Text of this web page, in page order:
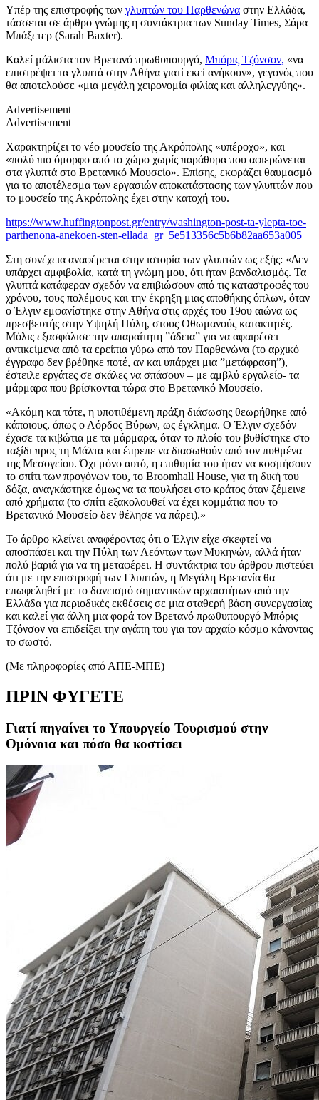
Υπέρ της επιστροφής των γλυπτών του Παρθενώνα στην Ελλάδα,
τάσσεται σε άρθρο γνώμης η συντάκτρια των Sunday Times, Σάρα
Μπάξετερ (Sarah Baxter).
Καλεί μάλιστα τον Βρετανό πρωθυπουργό, Μπόρις Τζόνσον, «να
επιστρέψει τα γλυπτά στην Αθήνα γιατί εκεί ανήκουν», γεγονός που
θα αποτελούσε «μια μεγάλη χειρονομία φιλίας και αλληλεγγύης».
Advertisement
Advertisement
Χαρακτηρίζει το νέο μουσείο της Ακρόπολης «υπέροχο», και
«πολύ πιο όμορφο από το χώρο χωρίς παράθυρα που αφιερώνεται
στα γλυπτά στο Βρετανικό Μουσείο». Επίσης, εκφράζει θαυμασμό
για το αποτέλεσμα των εργασιών αποκατάστασης των γλυπτών που
το μουσείο της Ακρόπολης έχει στην κατοχή του.
https://www.huffingtonpost.gr/entry/washington-post-ta-ylepta-toe-
parthenona-anekoen-sten-ellada_gr_5e513356c5b6b82aa653a005
Στη συνέχεια αναφέρεται στην ιστορία των γλυπτών ως εξής: «Δεν
υπάρχει αμφιβολία, κατά τη γνώμη μου, ότι ήταν βανδαλισμός. Τα
γλυπτά κατάφεραν σχεδόν να επιβιώσουν από τις καταστροφές του
χρόνου, τους πολέμους και την έκρηξη μιας αποθήκης όπλων, όταν
ο Έλγιν εμφανίστηκε στην Αθήνα στις αρχές του 19ου αιώνα ως
πρεσβευτής στην Υψηλή Πύλη, στους Οθωμανούς κατακτητές.
Μόλις εξασφάλισε την απαραίτητη ”άδεια” για να αφαιρέσει
αντικείμενα από τα ερείπια γύρω από τον Παρθενώνα (το αρχικό
έγγραφο δεν βρέθηκε ποτέ, αν και υπάρχει μια ”μετάφραση”),
έστειλε εργάτες σε σκάλες να σπάσουν – με αμβλύ εργαλείο- τα
μάρμαρα που βρίσκονται τώρα στο Βρετανικό Μουσείο.
«Ακόμη και τότε, η υποτιθέμενη πράξη διάσωσης θεωρήθηκε από
κάποιους, όπως ο Λόρδος Βύρων, ως έγκλημα. Ο Έλγιν σχεδόν
έχασε τα κιβώτια με τα μάρμαρα, όταν το πλοίο του βυθίστηκε στο
ταξίδι προς τη Μάλτα και έπρεπε να διασωθούν από τον πυθμένα
της Μεσογείου. Όχι μόνο αυτό, η επιθυμία του ήταν να κοσμήσουν
το σπίτι των προγόνων του, το Broomhall House, για τη δική του
δόξα, αναγκάστηκε όμως να τα πουλήσει στο κράτος όταν ξέμεινε
από χρήματα (το σπίτι εξακολουθεί να έχει κομμάτια που το
Βρετανικό Μουσείο δεν θέλησε να πάρει).»
Το άρθρο κλείνει αναφέροντας ότι ο Έλγιν είχε σκεφτεί να
αποσπάσει και την Πύλη των Λεόντων των Μυκηνών, αλλά ήταν
πολύ βαριά για να τη μεταφέρει. Η συντάκτρια του άρθρου πιστεύει
ότι με την επιστροφή των Γλυπτών, η Μεγάλη Βρετανία θα
επωφεληθεί με το δανεισμό σημαντικών αρχαιοτήτων από την
Ελλάδα για περιοδικές εκθέσεις σε μια σταθερή βάση συνεργασίας
και καλεί για άλλη μια φορά τον Βρετανό πρωθυπουργό Μπόρις
Τζόνσον να επιδείξει την αγάπη του για τον αρχαίο κόσμο κάνοντας
το σωστό.
(Mε πληροφορίες από ΑΠΕ-ΜΠΕ)
ΠΡΙΝ ΦΥΓΕΤΕ
Γιατί πηγαίνει το Υπουργείο Τουρισμού στην
Ομόνοια και πόσο θα κοστίσει